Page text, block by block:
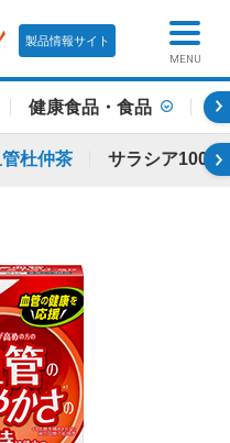
製品情報サイト
MENU
健康食品・食品
杜仲茶 サラシア100